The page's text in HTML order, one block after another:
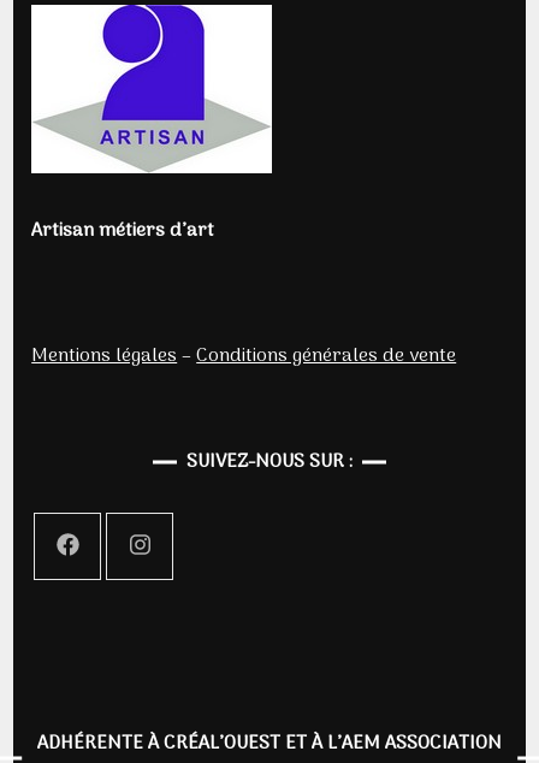
Artisan métiers d’art
Mentions légales–Conditions générales de vente
SUIVEZ-NOUS SUR :
ADHÉRENTE À CRÉAL’OUEST ET À L’AEM ASSOCIATION